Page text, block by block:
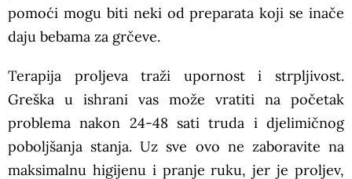
pomoći mogu biti neki od preparata koji se inače
daju bebama za grčeve.
Terapija proljeva traži upornost i strpljivost.
Greška u ishrani vas može vratiti na početak
problema nakon 24-48 sati truda i djelimičnog
poboljšanja stanja. Uz sve ovo ne zaboravite na
maksimalnu higijenu i pranje ruku, jer je proljev,